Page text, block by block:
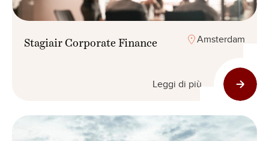
Stagiair Corporate Finance Amsterdam
Leggi di più